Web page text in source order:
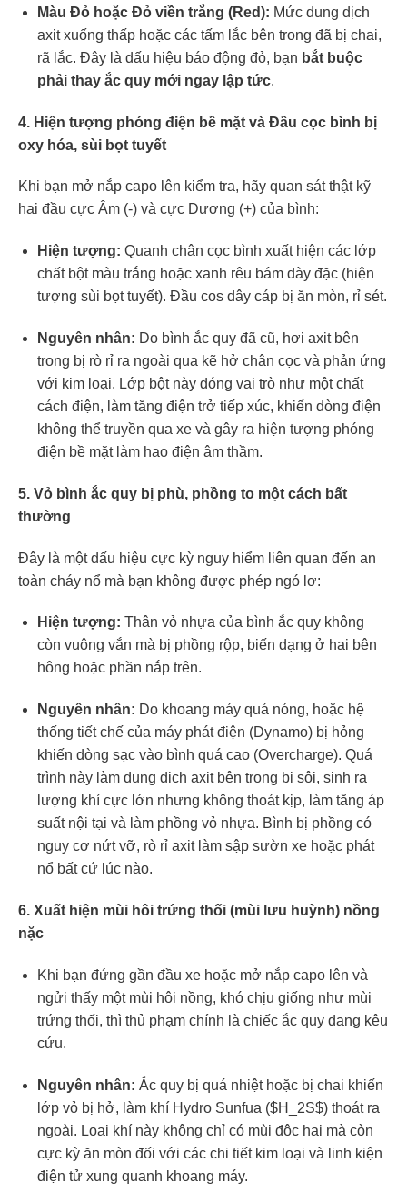
Màu Đỏ hoặc Đỏ viền trắng (Red): Mức dung dịch
axit xuống thấp hoặc các tấm lắc bên trong đã bị chai,
rã lắc. Đây là dấu hiệu báo động đỏ, bạn bắt buộc
phải thay ắc quy mới ngay lập tức.
4. Hiện tượng phóng điện bề mặt và Đầu cọc bình bị
oxy hóa, sùi bọt tuyết
Khi bạn mở nắp capo lên kiểm tra, hãy quan sát thật kỹ
hai đầu cực Âm (-) và cực Dương (+) của bình:
Hiện tượng: Quanh chân cọc bình xuất hiện các lớp
chất bột màu trắng hoặc xanh rêu bám dày đặc (hiện
tượng sùi bọt tuyết). Đầu cos dây cáp bị ăn mòn, rỉ sét.
Nguyên nhân: Do bình ắc quy đã cũ, hơi axit bên
trong bị rò rỉ ra ngoài qua kẽ hở chân cọc và phản ứng
với kim loại. Lớp bột này đóng vai trò như một chất
cách điện, làm tăng điện trở tiếp xúc, khiến dòng điện
không thể truyền qua xe và gây ra hiện tượng phóng
điện bề mặt làm hao điện âm thầm.
5. Vỏ bình ắc quy bị phù, phồng to một cách bất
thường
Đây là một dấu hiệu cực kỳ nguy hiểm liên quan đến an
toàn cháy nổ mà bạn không được phép ngó lơ:
Hiện tượng: Thân vỏ nhựa của bình ắc quy không
còn vuông vắn mà bị phồng rộp, biến dạng ở hai bên
hông hoặc phần nắp trên.
Nguyên nhân: Do khoang máy quá nóng, hoặc hệ
thống tiết chế của máy phát điện (Dynamo) bị hỏng
khiến dòng sạc vào bình quá cao (Overcharge). Quá
trình này làm dung dịch axit bên trong bị sôi, sinh ra
lượng khí cực lớn nhưng không thoát kịp, làm tăng áp
suất nội tại và làm phồng vỏ nhựa. Bình bị phồng có
nguy cơ nứt vỡ, rò rỉ axit làm sập sườn xe hoặc phát
nổ bất cứ lúc nào.
6. Xuất hiện mùi hôi trứng thối (mùi lưu huỳnh) nồng
nặc
Khi bạn đứng gần đầu xe hoặc mở nắp capo lên và
ngửi thấy một mùi hôi nồng, khó chịu giống như mùi
trứng thối, thì thủ phạm chính là chiếc ắc quy đang kêu
cứu.
Nguyên nhân: Ắc quy bị quá nhiệt hoặc bị chai khiến
lớp vỏ bị hở, làm khí Hydro Sunfua ($H_2S$) thoát ra
ngoài. Loại khí này không chỉ có mùi độc hại mà còn
cực kỳ ăn mòn đối với các chi tiết kim loại và linh kiện
điện tử xung quanh khoang máy.